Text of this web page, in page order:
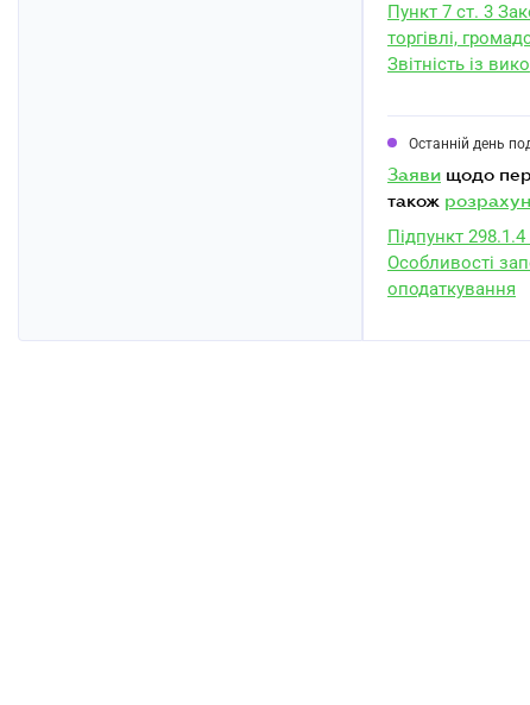
Пункт 7 ст. 3
торгівлі,
Звітність із
Останній день
заяви щодо
також
Підпункт
Особливості
оподаткування